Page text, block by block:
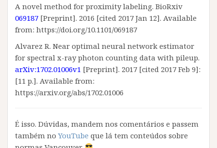
A novel method for proximity labeling. BioRxiv
069187 [Preprint]. 2016 [cited 2017 Jan 12]. Available
from: https://doi.org/10.1101/069187
Alvarez R. Near optimal neural network estimator
for spectral x-ray photon counting data with pileup.
arXiv:1702.01006v1 [Preprint]. 2017 [cited 2017 Feb 9]:
[11 p.]. Available from:
https://arxiv.org/abs/1702.01006
É isso. Dúvidas, mandem nos comentários e passem
também noYouTube que lá tem conteúdos sobre